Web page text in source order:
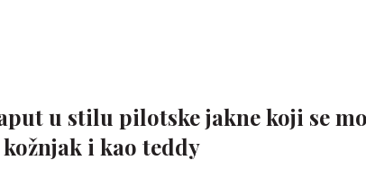
u stilu pilotske jakne koji se
i kao teddy